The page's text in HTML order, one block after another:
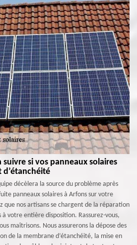
suivre si vos panneaux solaires
décèlera la source du problème après
panneaux solaires à Arfons sur votre
que nos artisans se chargent de la réparation
votre entière disposition. Rassurez-vous,
maîtrisons. Nous assurerons la dépose des
de la membrane d’étanchéité, la mise en